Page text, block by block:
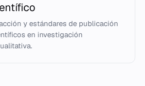
y estándares de publicación
en investigación